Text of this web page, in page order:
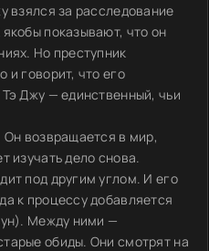
взялся за расследование
показывают, что он
Но преступник
и говорит, что его
Джу — единственный, чьи
Он возвращается в мир,
изучать дело снова.
под другим углом. И его
к процессу добавляется
Между ними —
обиды. Они смотрят на